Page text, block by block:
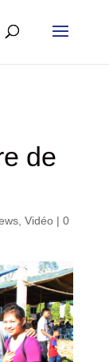
de
, Vidéo| 0